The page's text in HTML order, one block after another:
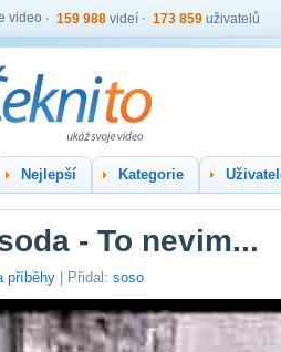
video 159 988 videí 173 859 uživatelů
Nejlepší Kategorie
- To nevim...
příběhy | Přidal: soso